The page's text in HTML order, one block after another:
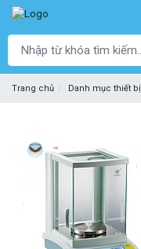
Trang chủ Danh mục thiết bị